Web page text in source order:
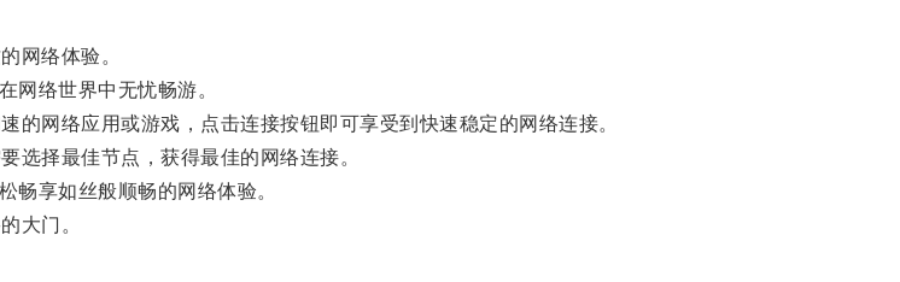
网络体验。
络世界中无忧畅游。
网络应用或游戏，点击连接按钮即可享受到快速稳定的网络连接。
择最佳节点，获得最佳的网络连接。
享如丝般顺畅的网络体验。
大门。